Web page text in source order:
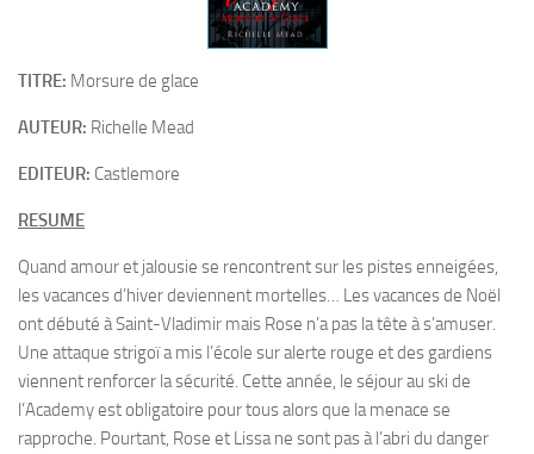
TITRE: Morsure de glace
AUTEUR: Richelle Mead
EDITEUR: Castlemore
RESUME
Quand amour et jalousie se rencontrent sur les pistes enneigées,
les vacances d’hiver deviennent mortelles… Les vacances de Noël
ont débuté à Saint-Vladimir mais Rose n’a pas la tête à s’amuser.
Une attaque strigoï a mis l’école sur alerte rouge et des gardiens
viennent renforcer la sécurité. Cette année, le séjour au ski de
l’Academy est obligatoire pour tous alors que la menace se
rapproche. Pourtant, Rose et Lissa ne sont pas à l’abri du danger